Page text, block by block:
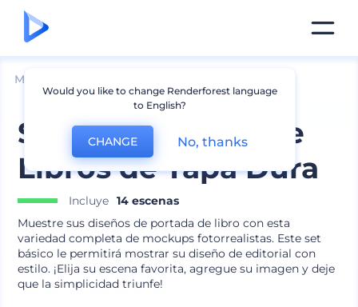
Mockups
Set de Mockups de
Libros de Tapa Dura
Incluye 14 escenas
Muestre sus diseños de portada de libro con esta
variedad completa de mockups fotorrealistas. Este set
básico le permitirá mostrar su diseño de editorial con
estilo. ¡Elija su escena favorita, agregue su imagen y deje
que la simplicidad triunfe!
Would you like to change Renderforest language
to English?
CHANGE No, thanks